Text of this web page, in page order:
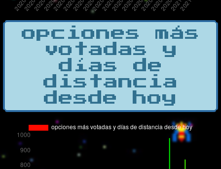
opciones más
votadas y
días de
distancia
desde hoy